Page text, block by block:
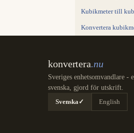
Kubikmeter till
Konvertera
konvertera.nu
Sveriges enhetsomvandlare -
svenska, gjord för utskrift.
Svenska✓ English